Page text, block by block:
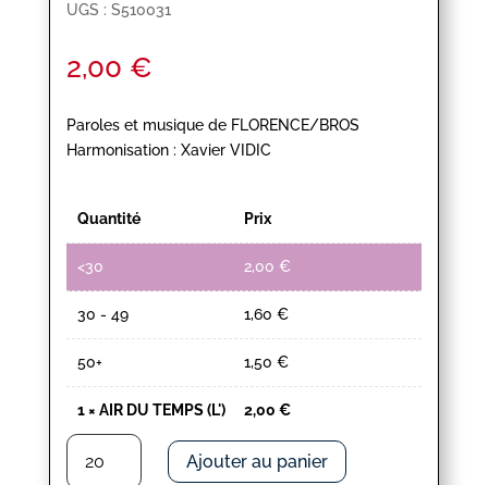
UGS : S510031
2,00 €
Paroles et musique de FLORENCE/BROS
Harmonisation : Xavier VIDIC
Quantité Prix
<30 2,00 €
30 - 49 1,60 €
50+ 1,50 €
1× AIR DU TEMPS (L') 2,00 €
quantité
Ajouter au panier